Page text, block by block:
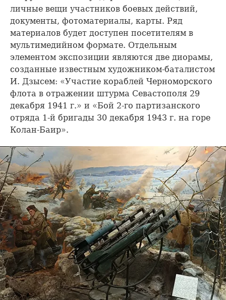
личные вещи участников боевых действий,
документы, фотоматериалы, карты. Ряд
материалов будет доступен посетителям в
мультимедийном формате. Отдельным
элементом экспозиции являются две диорамы,
созданные известным художником-баталистом
И. Дзысем: «Участие кораблей Черноморского
флота в отражении штурма Севастополя 29
декабря 1941 г.» и «Бой 2-го партизанского
отряда 1-й бригады 30 декабря 1943 г. на горе
Колан-Баир».